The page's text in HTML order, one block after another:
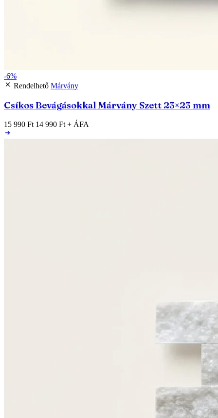
-6%
Rendelhető Márvány
Csíkos Bevágásokkal Márvány Szett 23×23 mm
15 990 Ft 14 990 Ft + ÁFA